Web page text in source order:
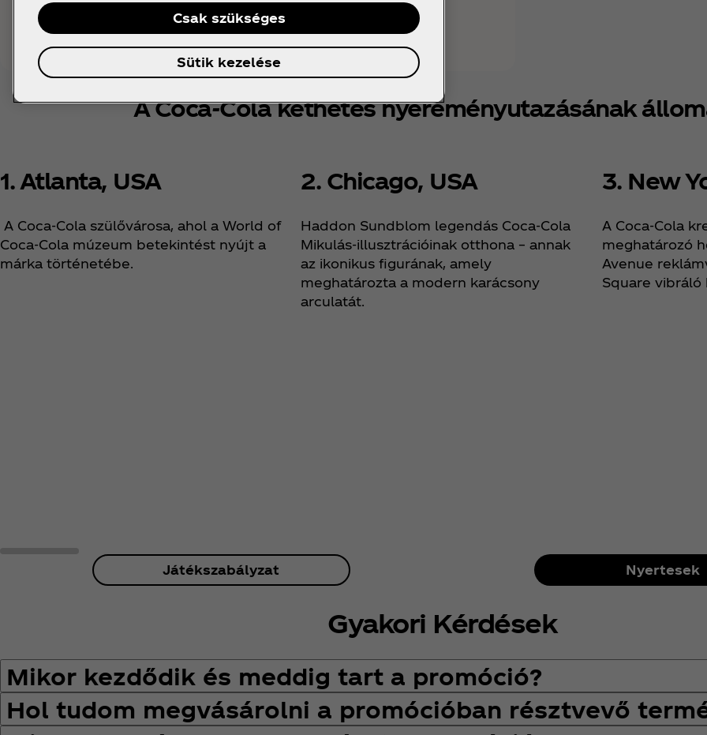
A Coca‑Cola kéthetes nyereményutazásának
1. Atlanta, USA
A Coca‑Cola szülővárosa, ahol a World of
Coca‑Cola múzeum betekintést nyújt a
márka történetébe.
2. Chicago, USA
Haddon Sundblom legendás Coca‑Cola
Mikulás-illusztrációinak otthona – annak
az ikonikus figurának, amely
meghatározta a modern karácsony
arculatát.
3. New
A Coca‑Cola
meghatározó
Avenue
Square vibráló
Játékszabályzat Nyertesek
Gyakori Kérdések
Mikor kezdődik és meddig tart a promóció?
Hol tudom megvásárolni a promócióban résztvevő
Csak szükséges
Sütik kezelése